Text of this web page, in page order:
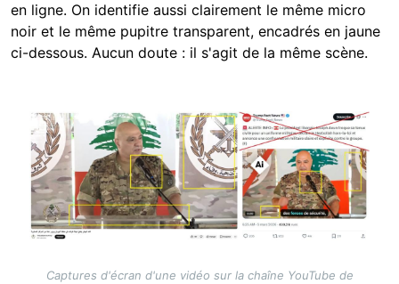
en ligne. On identifie aussi clairement le même micro
noir et le même pupitre transparent, encadrés en jaune
ci-dessous. Aucun doute : il s'agit de la même scène.
Image
Captures d'écran d'une vidéo sur la chaîne YouTube de